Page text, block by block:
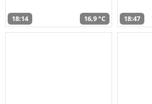
18:14 16,9 °C 18:47